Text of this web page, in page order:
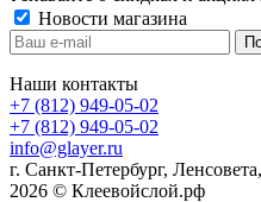
Новости магазина
Наши контакты
+7 (812) 949-05-02
+7 (812) 949-05-02
info@glayer.ru
г. Санкт-Петербург,
2026 © Клеевойслой.рф